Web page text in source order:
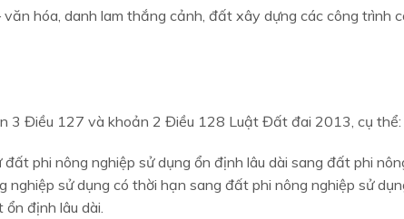
hóa, danh lam thắng cảnh, đất xây dựng các công trình
3 Điều 127 và khoản 2 Điều 128 Luật Đất đai 2013, cụ thể:
đất phi nông nghiệp sử dụng ổn định lâu dài sang đất phi
sử dụng có thời hạn sang đất phi nông nghiệp sử
định lâu dài.